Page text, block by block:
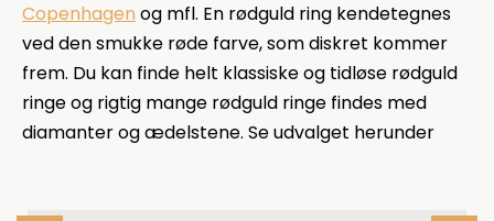
Copenhagen og mfl. En rødguld ring kendetegnes
ved den smukke røde farve, som diskret kommer
frem. Du kan finde helt klassiske og tidløse rødguld
ringe og rigtig mange rødguld ringe findes med
diamanter og ædelstene. Se udvalget herunder